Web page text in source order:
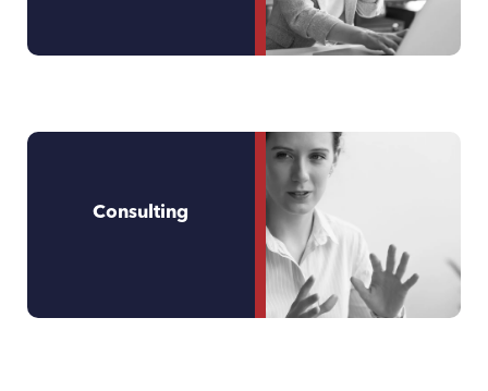
Consulting